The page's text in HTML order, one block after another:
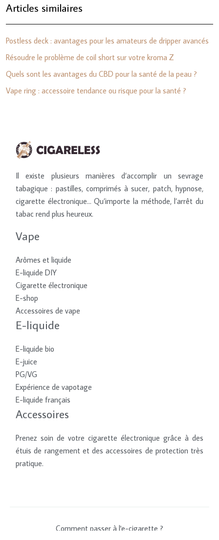
Articles similaires
Postless deck : avantages pour les amateurs de dripper avancés
Résoudre le problème de coil short sur votre kroma Z
Quels sont les avantages du CBD pour la santé de la peau ?
Vape ring : accessoire tendance ou risque pour la santé ?
Il existe plusieurs manières d’accomplir un sevrage
tabagique : pastilles, comprimés à sucer, patch, hypnose,
cigarette électronique… Qu’importe la méthode, l’arrêt du
tabac rend plus heureux.
Vape
Arômes et liquide
E-liquide DIY
Cigarette électronique
E-shop
Accessoires de vape
E-liquide
E-liquide bio
E-juice
PG/VG
Expérience de vapotage
E-liquide français
Accessoires
Prenez soin de votre cigarette électronique grâce à des
étuis de rangement et des accessoires de protection très
pratique.
Comment passer à l'e-cigarette ?